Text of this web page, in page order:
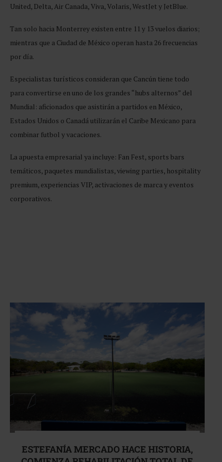
United, Delta, Air Canada, Viva, Volaris, WestJet y JetBlue.
Tan solo hacia Monterrey existen entre 11 y 13 vuelos diarios;
mientras que a Ciudad de México operan hasta 26 frecuencias
por día.
Especialistas turísticos consideran que Cancún tiene todo
para convertirse en uno de los grandes “hubs alternos” del
Mundial: aficionados que asistirán a partidos en México,
Estados Unidos o Canadá utilizarán el Caribe Mexicano para
combinar futbol y vacaciones.
La apuesta empresarial ya incluye: Fan Fest, sports bars
temáticos, paquetes mundialistas, viewing parties, hospitality
premium, experiencias VIP, activaciones de marca y eventos
corporativos.
ESTEFANÍA MERCADO HACE HISTORIA,